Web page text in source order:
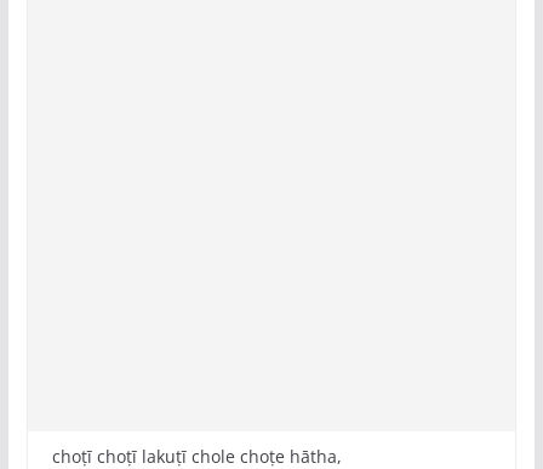
choṭī choṭī lakuṭī chole choṭe hātha,